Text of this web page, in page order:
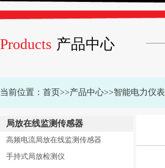
Products 产品中心
当前位置： 首页>>产品中心>>智能电力仪表
局放在线监测传感器
高频电流局放在线监测传感器
手持式局放检测仪